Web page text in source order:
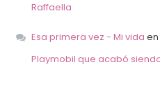
Raffaella
Esa primera vez - Mi vida en
Playmobil que acabó